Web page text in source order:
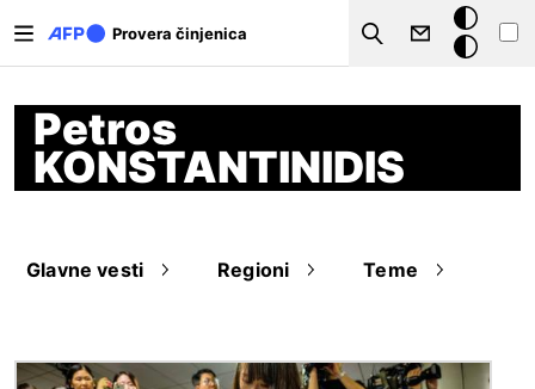
Provera činjenica
Search
Tamna
pozadina
Petros
KONSTANTINIDIS
Glavne vesti Regioni Teme
Image